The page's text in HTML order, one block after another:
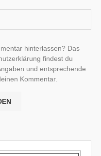
hinterlassen? Das
findest du
und entsprechende
Kommentar.